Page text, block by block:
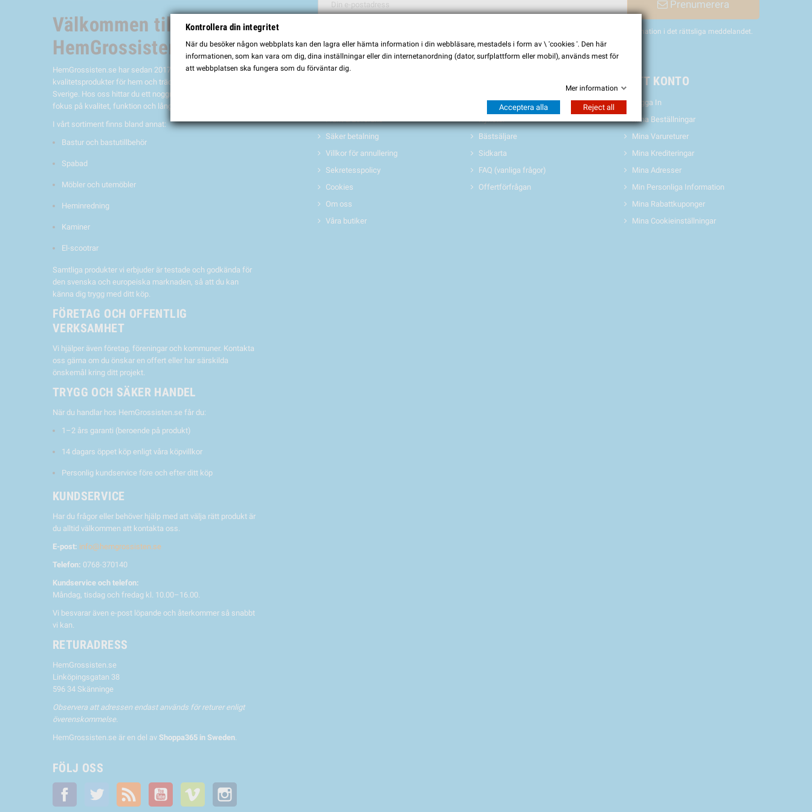
Välkommen till
HemGrossisten.se
HemGrossisten.se har sedan 2017 erbjudit
kvalitetsprodukter för hem och trädgård till kunder över hela
Sverige. Hos oss hittar du ett noggrant utvalt sortiment med
fokus på kvalitet, funktion och lång hållbarhet.
I vårt sortiment finns bland annat:
Bastur och bastutillbehör
Spabad
Möbler och utemöbler
Heminredning
Kaminer
El-scootrar
Samtliga produkter vi erbjuder är testade och godkända för
den svenska och europeiska marknaden, så att du kan
känna dig trygg med ditt köp.
FÖRETAG OCH OFFENTLIG
VERKSAMHET
Vi hjälper även företag, föreningar och kommuner. Kontakta
oss gärna om du önskar en offert eller har särskilda
önskemål kring ditt projekt.
TRYGG OCH SÄKER HANDEL
När du handlar hos HemGrossisten.se får du:
1–2 års garanti (beroende på produkt)
14 dagars öppet köp enligt våra köpvillkor
Personlig kundservice före och efter ditt köp
KUNDSERVICE
Har du frågor eller behöver hjälp med att välja rätt produkt är
du alltid välkommen att kontakta oss.
E-post: info@hemgrossisten.se
Telefon: 0768-370140
Kundservice och telefon:
Måndag, tisdag och fredag kl. 10.00–16.00.
Vi besvarar även e-post löpande och återkommer så snabbt
vi kan.
RETURADRESS
HemGrossisten.se
Linköpingsgatan 38
596 34 Skänninge
Observera att adressen endast används för returer enligt
överenskommelse.
HemGrossisten.se är en del av Shoppa365 in Sweden.
FÖLJ OSS
Facebook Twitter RSS YouTube Vimeo
Prenumerera
Du kan avbryta prenumerationen när som helst. För detta ändamål, vänligen hitta vår kontaktinformation i det rättsliga meddelandet.
Jag godkänner villkoren och sekretesspolicyen
Frakt & Leverans
Säker betalning
Villkor för annullering
Sekretesspolicy
Cookies
Om oss
Våra butiker
Erbjudanden/REA
Nyheter
Bästsäljare
Sidkarta
FAQ (vanliga frågor)
Offertförfrågan
MITT KONTO
Logga In
Mina Beställningar
Mina Varureturer
Mina Krediteringar
Mina Adresser
Min Personliga Information
Mina Rabattkuponger
Mina Cookieinställningar
Kontrollera din integritet
När du besöker någon webbplats kan den lagra eller hämta information i din webbläsare, mestadels i form av \ 'cookies '. Den här
informationen, som kan vara om dig, dina inställningar eller din internetanordning (dator, surfplattform eller mobil), används mest för
att webbplatsen ska fungera som du förväntar dig.
Mer information
Acceptera alla Reject all